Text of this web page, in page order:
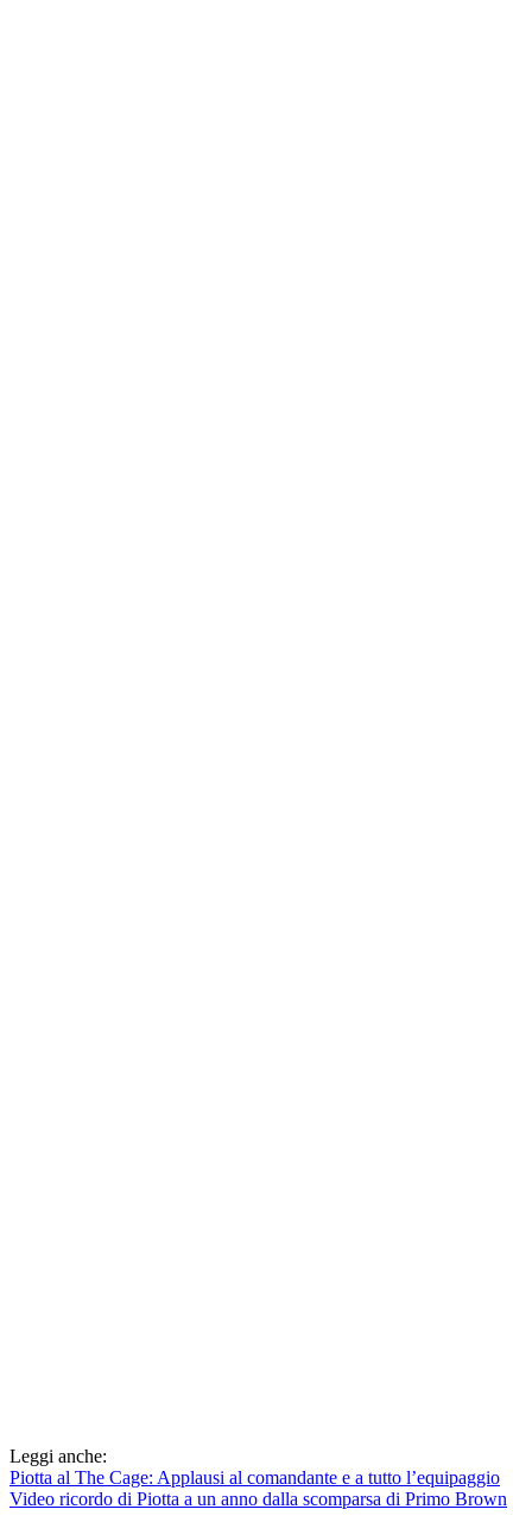
Leggi anche:
Piotta al The Cage: Applausi al comandante e a tutto l’equipaggio
Video ricordo di Piotta a un anno dalla scomparsa di Primo Brown